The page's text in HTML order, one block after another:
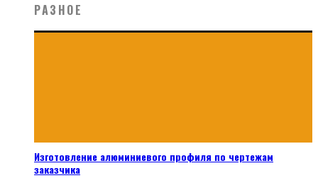
РАЗНОЕ
Изготовление алюминиевого профиля по чертежам
заказчика